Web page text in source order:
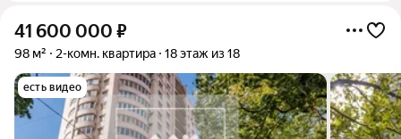
41 600 000 ₽
98 м² 2-комн. квартира 18 этаж из 18
есть видео